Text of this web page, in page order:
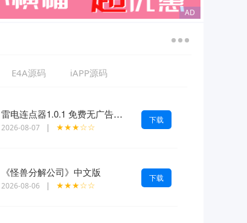
E4A源码 iAPP源码
雷电连点器1.0.1 免费无广告自动游戏脚本 自动抢票
2026-08-07 | ★★★☆☆
下载
《怪兽分解公司》中文版
2026-08-06 | ★★★☆☆
下载